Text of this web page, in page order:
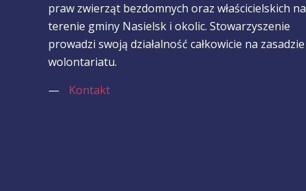
praw zwierząt bezdomnych oraz właścicielskich na
terenie gminy Nasielsk i okolic. Stowarzyszenie
prowadzi swoją działalność całkowicie na zasadzie
wolontariatu.
—
Kontakt